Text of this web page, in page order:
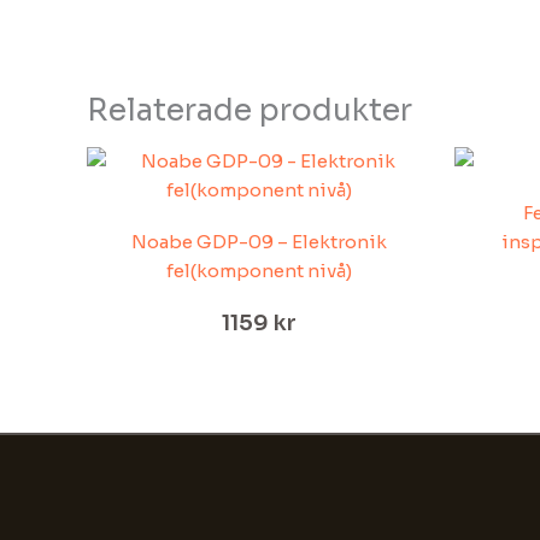
Relaterade produkter
Noabe GDP-09 – Elektronik
fel(komponent nivå)
1159 kr